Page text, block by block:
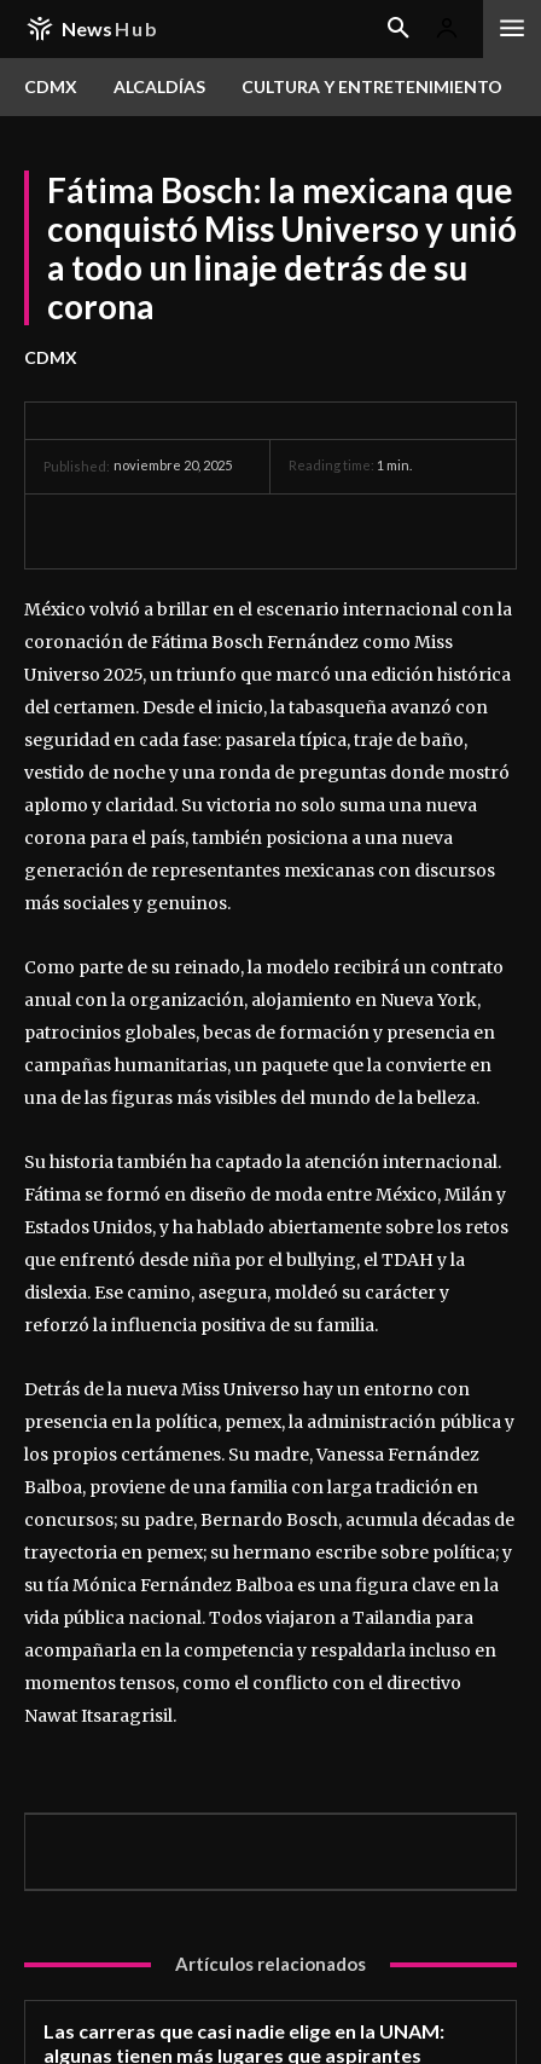
News Hub
CDMX ALCALDÍAS CULTURA Y ENTRETENIMIENTO
Fátima Bosch: la mexicana que
conquistó Miss Universo y unió
a todo un linaje detrás de su
corona
CDMX
Published: noviembre 20, 2025 Reading time: 1 min.
México volvió a brillar en el escenario internacional con la
coronación de Fátima Bosch Fernández como Miss
Universo 2025, un triunfo que marcó una edición histórica
del certamen. Desde el inicio, la tabasqueña avanzó con
seguridad en cada fase: pasarela típica, traje de baño,
vestido de noche y una ronda de preguntas donde mostró
aplomo y claridad. Su victoria no solo suma una nueva
corona para el país, también posiciona a una nueva
generación de representantes mexicanas con discursos
más sociales y genuinos.
Como parte de su reinado, la modelo recibirá un contrato
anual con la organización, alojamiento en Nueva York,
patrocinios globales, becas de formación y presencia en
campañas humanitarias, un paquete que la convierte en
una de las figuras más visibles del mundo de la belleza.
Su historia también ha captado la atención internacional.
Fátima se formó en diseño de moda entre México, Milán y
Estados Unidos, y ha hablado abiertamente sobre los retos
que enfrentó desde niña por el bullying, el TDAH y la
dislexia. Ese camino, asegura, moldeó su carácter y
reforzó la influencia positiva de su familia.
Detrás de la nueva Miss Universo hay un entorno con
presencia en la política, pemex, la administración pública y
los propios certámenes. Su madre, Vanessa Fernández
Balboa, proviene de una familia con larga tradición en
concursos; su padre, Bernardo Bosch, acumula décadas de
trayectoria en pemex; su hermano escribe sobre política; y
su tía Mónica Fernández Balboa es una figura clave en la
vida pública nacional. Todos viajaron a Tailandia para
acompañarla en la competencia y respaldarla incluso en
momentos tensos, como el conflicto con el directivo
Nawat Itsaragrisil.
Artículos relacionados
Las carreras que casi nadie elige en la UNAM:
algunas tienen más lugares que aspirantes